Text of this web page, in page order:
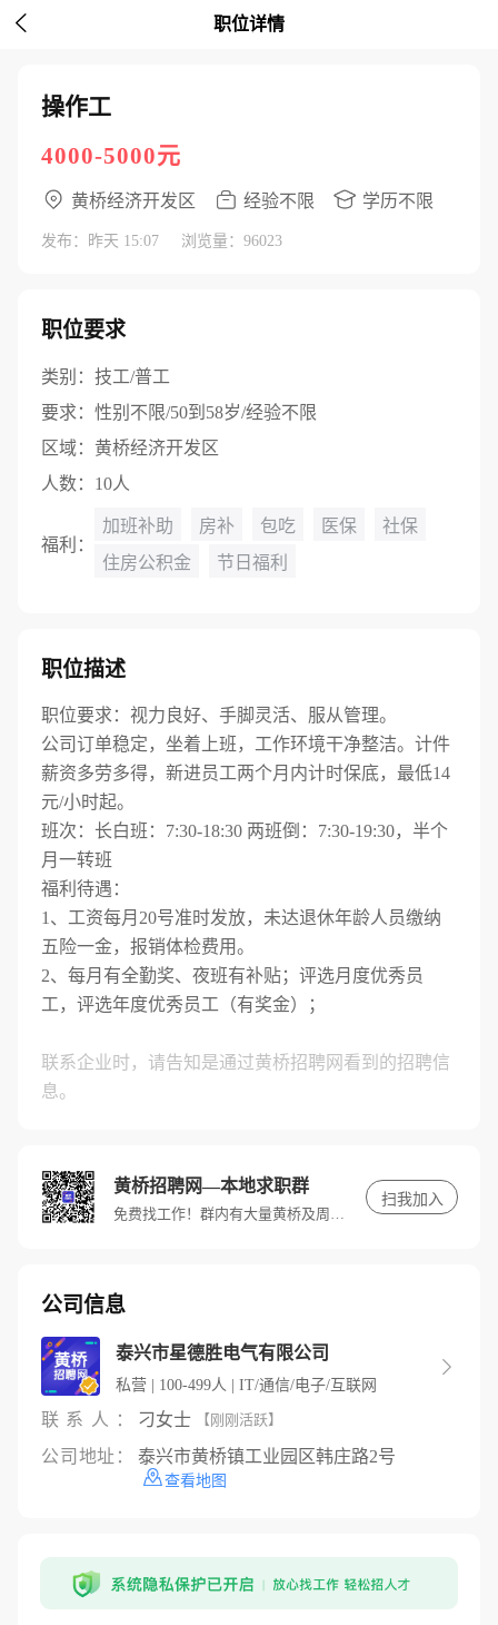
 职位详情
操作工
4000-5000元
黄桥经济开发区 经验不限 学历不限
发布：昨天 15:07 浏览量：96023
职位要求
类别： 技工/普工
要求： 性别不限/50到58岁/经验不限
区域： 黄桥经济开发区
人数： 10人
福利：
加班补助 房补 包吃 医保
社保
住房公积金
节日福利
职位描述
职位要求：视力良好、手脚灵活、服从管理。
公司订单稳定，坐着上班，工作环境干净整洁。计件
薪资多劳多得，新进员工两个月内计时保底，最低14
元/小时起。
班次：长白班：7:30-18:30 两班倒：7:30-19:30，半个
月一转班
福利待遇：
1、工资每月20号准时发放，未达退休年龄人员缴纳
五险一金，报销体检费用。
2、每月有全勤奖、夜班有补贴；评选月度优秀员
工，评选年度优秀员工（有奖金）；
联系企业时，请告知是通过黄桥招聘网看到的招聘信
息。
黄桥招聘网—本地求职群
免费找工作！群内有大量黄桥及周边优质高薪岗位，快进群，带你找好工作。
扫我加入
公司信息
泰兴市星德胜电气有限公司
私营 | 100-499人 | IT/通信/电子/互联网

联系人： 刁女士 【刚刚活跃】
公司地址： 泰兴市黄桥镇工业园区韩庄路2号
查看地图